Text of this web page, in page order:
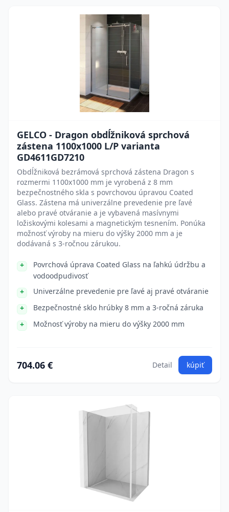
GELCO - Dragon obdĺžniková sprchová
zástena 1100x1000 L/P varianta
GD4611GD7210
Obdĺžniková bezrámová sprchová zástena Dragon s
rozmermi 1100x1000 mm je vyrobená z 8 mm
bezpečnostného skla s povrchovou úpravou Coated
Glass. Zástena má univerzálne prevedenie pre ľavé
alebo pravé otváranie a je vybavená masívnymi
ložiskovými kolesami a magnetickým tesnením. Ponúka
možnosť výroby na mieru do výšky 2000 mm a je
dodávaná s 3-ročnou zárukou.
Povrchová úprava Coated Glass na ľahkú údržbu a
vodoodpudivosť
Univerzálne prevedenie pre ľavé aj pravé otváranie
Bezpečnostné sklo hrúbky 8 mm a 3-ročná záruka
Možnosť výroby na mieru do výšky 2000 mm
704.06 € Detail kúpiť